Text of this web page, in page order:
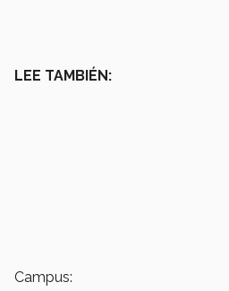
LEE TAMBIÉN:
Campus: